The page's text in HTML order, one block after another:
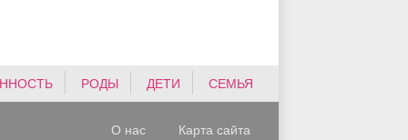
РОДЫ ДЕТИ СЕМЬЯ
О нас Карта сайта